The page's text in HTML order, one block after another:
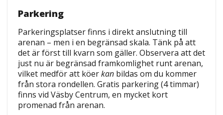
Parkering
Parkeringsplatser finns i direkt anslutning till
arenan – men i en begränsad skala. Tänk på att
det är först till kvarn som gäller. Observera att det
just nu är begränsad framkomlighet runt arenan,
vilket medför att köerkanbildas om du kommer
från stora rondellen. Gratis parkering (4 timmar)
finns vid Väsby Centrum, en mycket kort
promenad från arenan.